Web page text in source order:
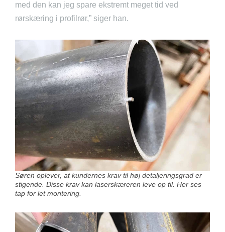
med den kan jeg spare ekstremt meget tid ved
rørskæring i profilrør,” siger han.
Søren oplever, at kundernes krav til høj detaljeringsgrad er
stigende. Disse krav kan laserskæreren leve op til. Her ses
tap for let montering.